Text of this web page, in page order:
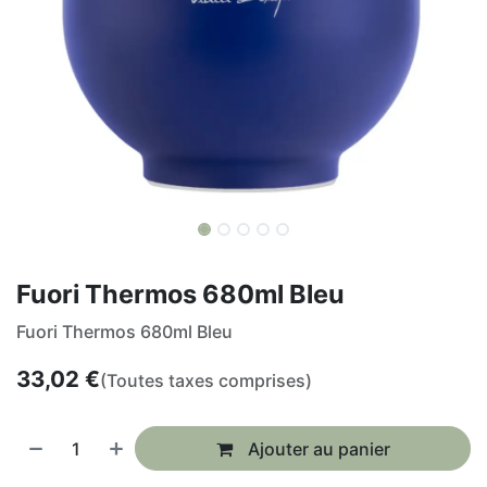
Fuori Thermos 680ml Bleu
Fuori Thermos 680ml Bleu
33,02 €(Toutes taxes comprises)
Ajouter au panier